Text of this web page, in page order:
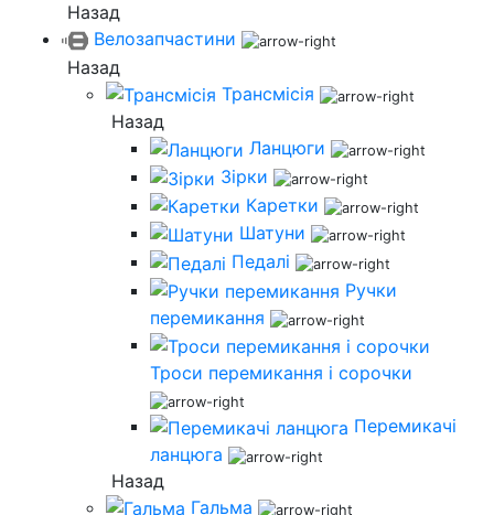
Назад
Велозапчастини
Назад
Трансмісія
Назад
Ланцюги
Зірки
Каретки
Шатуни
Педалі
Ручки
перемикання
Троси перемикання і сорочки
Перемикачі
ланцюга
Назад
Гальма